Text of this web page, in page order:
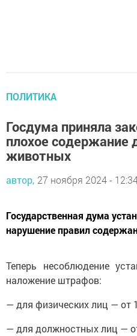
ПОЛИТИКА
Госдума приняла
плохое содержание
животных
автор, 27 ноября 2024 -
Государственная дума
нарушение правил
Теперь несоблюдение
наложение штрафов:
— для физических лиц — от
— для должностных лиц —